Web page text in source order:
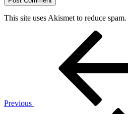
This site uses Akismet to reduce spam.
Previous